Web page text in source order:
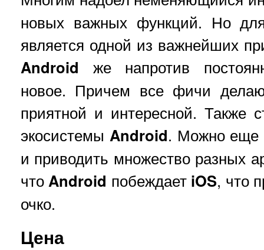
новых важных функций. Но для
является одной из важнейших
Android же напротив
новое. Причем все фичи
приятной и интересной. Также
экосистемы Android. Можно еще
и приводить множество разных
что Android побеждает iOS, что
очко.
Цена